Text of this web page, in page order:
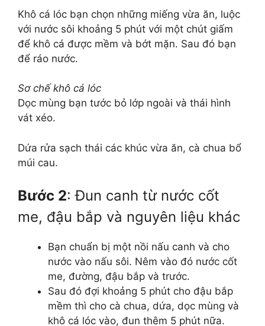
Khô cá lóc bạn chọn những miếng vừa ăn, luộc
với nước sôi khoảng 5 phút với một chút giấm
để khô cá được mềm và bớt mặn. Sau đó bạn
để ráo nước.
Sơ chế khô cá lóc
Dọc mùng bạn tước bỏ lớp ngoài và thái hình
vát xéo.
Dứa rửa sạch thái các khúc vừa ăn, cà chua bổ
múi cau.
Bước 2: Đun canh từ nước cốt
me, đậu bắp và nguyên liệu khác
Bạn chuẩn bị một nồi nấu canh và cho
nước vào nấu sôi. Nêm vào đó nước cốt
me, đường, đậu bắp và trước.
Sau đó đợi khoảng 5 phút cho đậu bắp
mềm thì cho cà chua, dứa, dọc mùng và
khô cá lóc vào, đun thêm 5 phút nữa.